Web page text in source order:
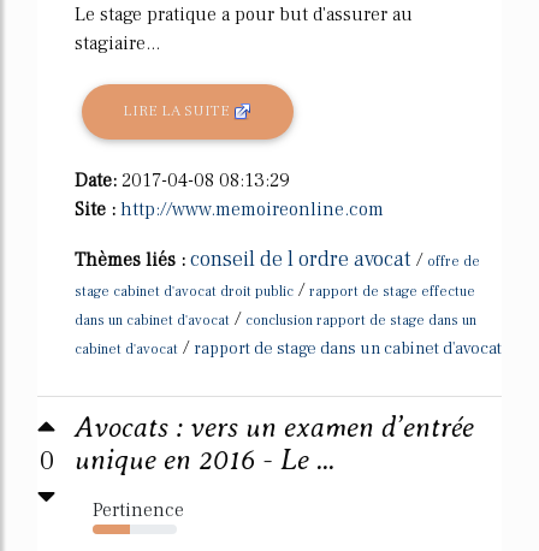
Le stage pratique a pour but d'assurer au
stagiaire...
LIRE LA SUITE
Date: 2017-04-08 08:13:29
Site : http://www.memoireonline.com
Thèmes liés : conseil de l ordre avocat / offre de
stage cabinet d'avocat droit public / rapport de stage effectue
dans un cabinet d'avocat / conclusion rapport de stage dans un
cabinet d'avocat / rapport de stage dans un cabinet d'avocat
0
Avocats : vers un examen d’entrée
unique en 2016 - Le ...
Pertinence
44%